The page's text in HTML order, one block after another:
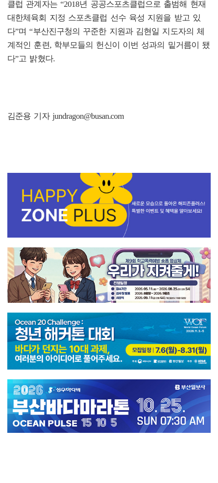
클럽 관계자는 “2018년 공공스포츠클럽으로 출범해 현재
대한체육회 지정 스포츠클럽 선수 육성 지원을 받고 있
다”며 “부산진구청의 꾸준한 지원과 김현일 지도자의 체
계적인 훈련, 학부모들의 헌신이 이번 성과의 밑거름이 됐
다”고 밝혔다.
김준용 기자 jundragon@busan.com